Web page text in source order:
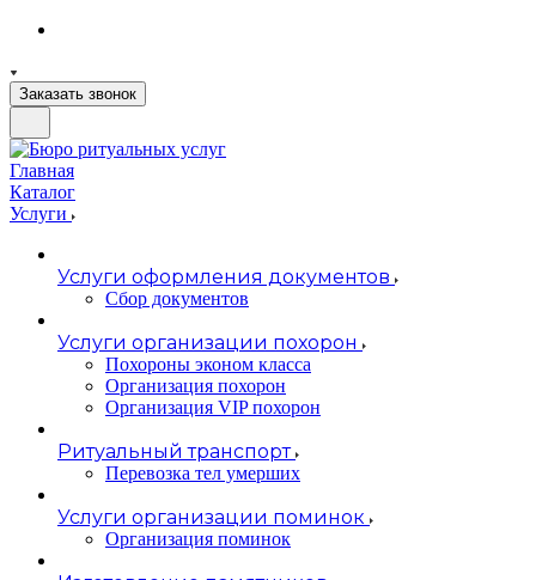
Заказать звонок
Главная
Каталог
Услуги
Услуги оформления документов
Сбор документов
Услуги организации похорон
Похороны эконом класса
Организация похорон
Организация VIP похорон
Ритуальный транспорт
Перевозка тел умерших
Услуги организации поминок
Организация поминок